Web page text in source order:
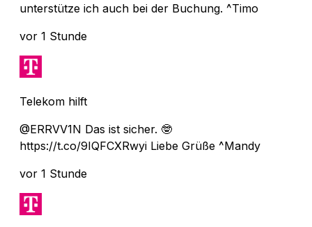
unterstütze ich auch bei der Buchung. ^Timo
vor 1 Stunde
Telekom hilft
@ERRVV1N Das ist sicher. 🤓
https://t.co/9IQFCXRwyi Liebe Grüße ^Mandy
vor 1 Stunde